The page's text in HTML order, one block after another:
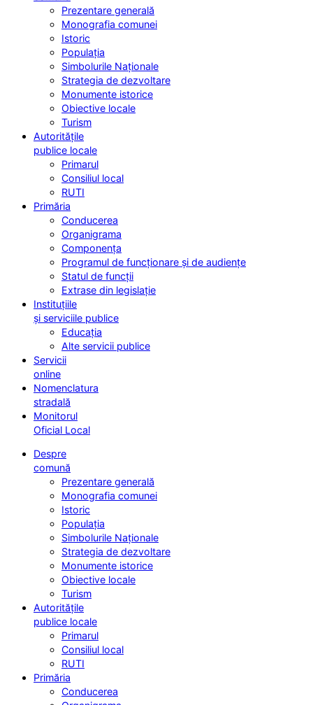
Prezentare generală
Monografia comunei
Istoric
Populația
Simbolurile Naționale
Strategia de dezvoltare
Monumente istorice
Obiective locale
Turism
Autoritățile
publice locale
Primarul
Consiliul local
RUTI
Primăria
Conducerea
Organigrama
Componența
Programul de funcționare și de audiențe
Statul de funcții
Extrase din legislație
Instituțiile
și serviciile publice
Educația
Alte servicii publice
Servicii
online
Nomenclatura
stradală
Monitorul
Oficial Local
Despre
comună
Prezentare generală
Monografia comunei
Istoric
Populația
Simbolurile Naționale
Strategia de dezvoltare
Monumente istorice
Obiective locale
Turism
Autoritățile
publice locale
Primarul
Consiliul local
RUTI
Primăria
Conducerea